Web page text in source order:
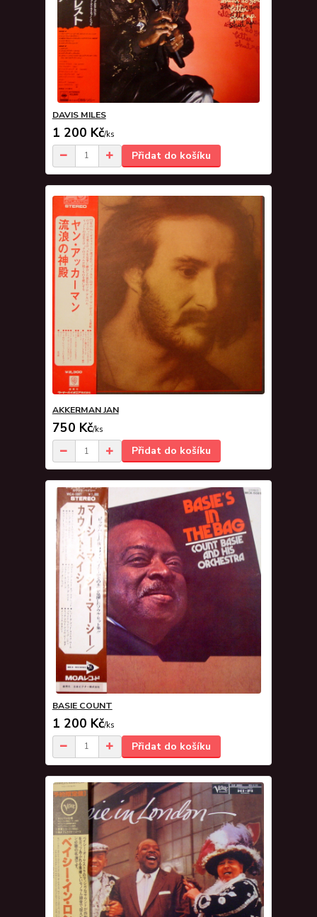
DAVIS MILES
1 200 Kč/ks
Přidat do košíku
AKKERMAN JAN
750 Kč/ks
Přidat do košíku
BASIE COUNT
1 200 Kč/ks
Přidat do košíku